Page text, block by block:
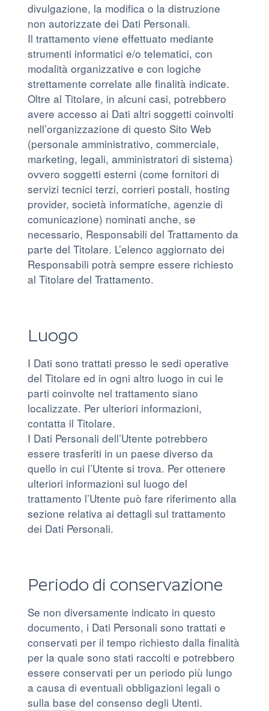
divulgazione, la modifica o la distruzione
non autorizzate dei Dati Personali.
Il trattamento viene effettuato mediante
strumenti informatici e/o telematici, con
modalità organizzative e con logiche
strettamente correlate alle finalità indicate.
Oltre al Titolare, in alcuni casi, potrebbero
avere accesso ai Dati altri soggetti coinvolti
nell’organizzazione di questo Sito Web
(personale amministrativo, commerciale,
marketing, legali, amministratori di sistema)
ovvero soggetti esterni (come fornitori di
servizi tecnici terzi, corrieri postali, hosting
provider, società informatiche, agenzie di
comunicazione) nominati anche, se
necessario, Responsabili del Trattamento da
parte del Titolare. L’elenco aggiornato dei
Responsabili potrà sempre essere richiesto
al Titolare del Trattamento.
Luogo
I Dati sono trattati presso le sedi operative
del Titolare ed in ogni altro luogo in cui le
parti coinvolte nel trattamento siano
localizzate. Per ulteriori informazioni,
contatta il Titolare.
I Dati Personali dell’Utente potrebbero
essere trasferiti in un paese diverso da
quello in cui l’Utente si trova. Per ottenere
ulteriori informazioni sul luogo del
trattamento l’Utente può fare riferimento alla
sezione relativa ai dettagli sul trattamento
dei Dati Personali.
Periodo di conservazione
Se non diversamente indicato in questo
documento, i Dati Personali sono trattati e
conservati per il tempo richiesto dalla finalità
per la quale sono stati raccolti e potrebbero
essere conservati per un periodo più lungo
a causa di eventuali obbligazioni legali o
sulla base del consenso degli Utenti.